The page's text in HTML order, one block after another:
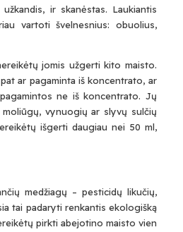
ir skanėstas. Laukiantis
vartoti švelnesnius: obuolius,
jomis užgerti kito maisto.
ar pagaminta iš koncentrato, ar
ne iš koncentrato. Jų
vynuogių ar slyvų sulčių
išgerti daugiau nei 50 ml,
medžiagų – pesticidų likučių,
tai padaryti renkantis ekologišką
pirkti abejotino maisto vien